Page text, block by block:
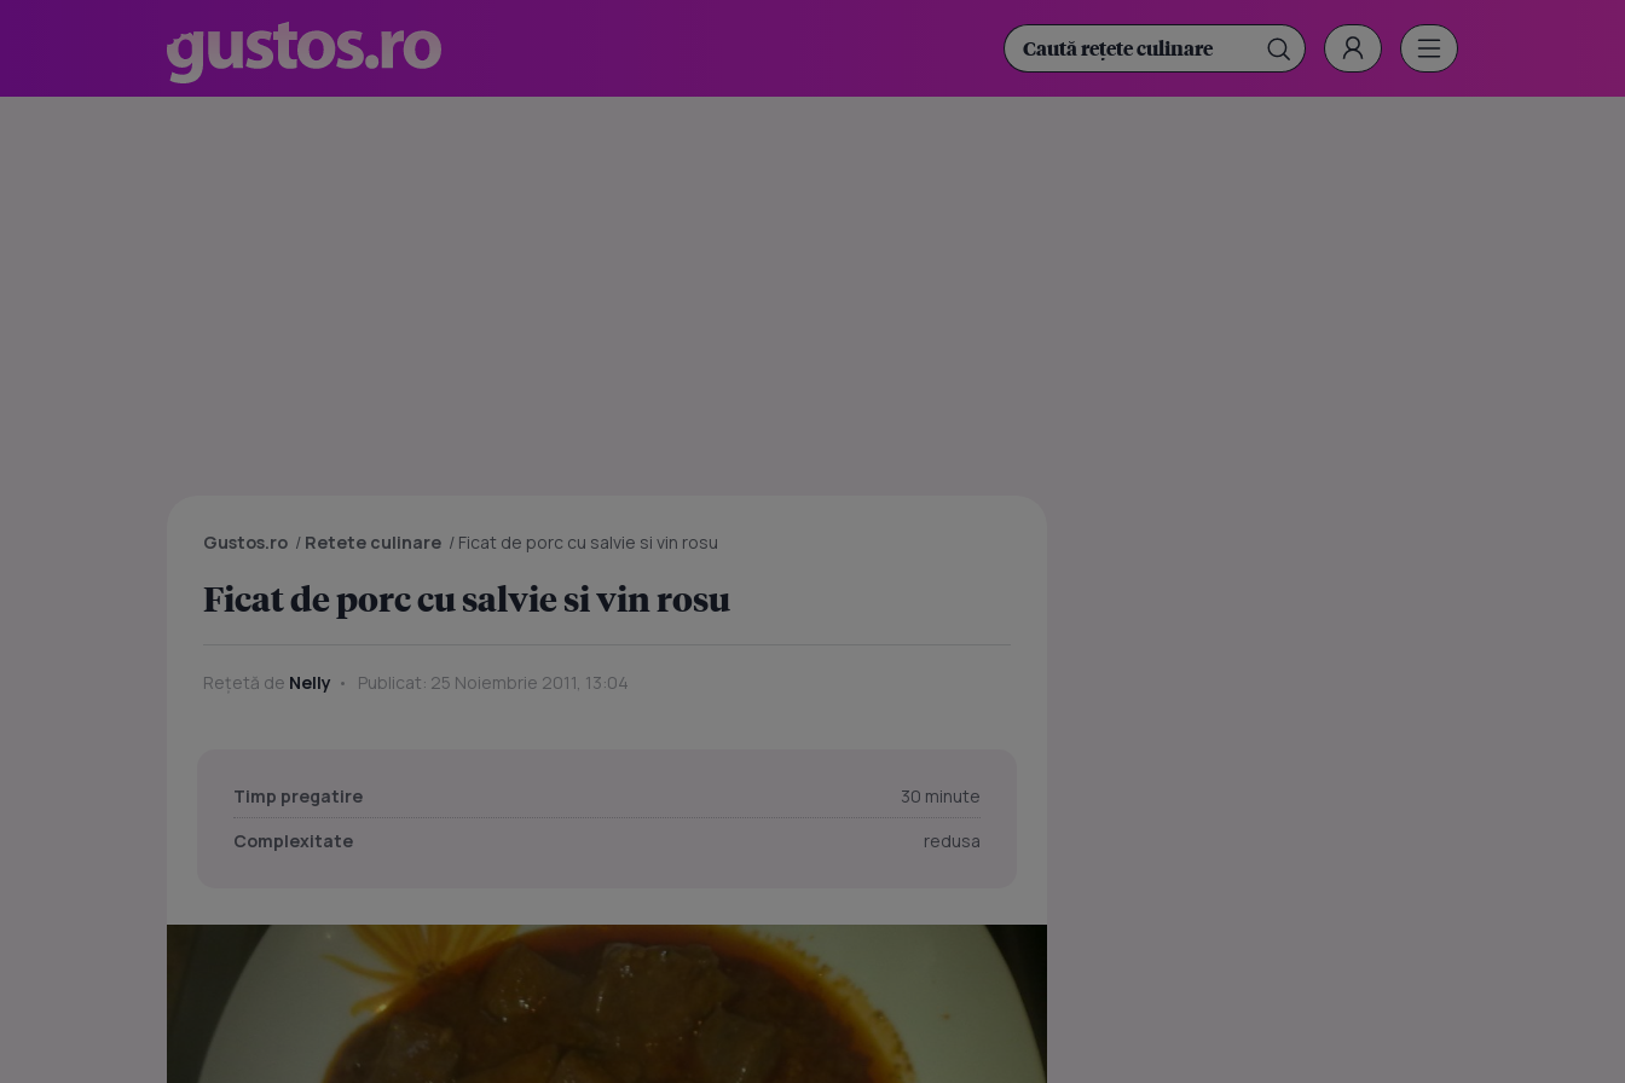
Gustos.ro / Retete culinare / Ficat de porc cu salvie si vin rosu
Ficat de porc cu salvie si vin rosu
Rețetă de Nelly Publicat: 25 Noiembrie 2011, 13:04
Timp pregatire
30 minute
Complexitate
redusa